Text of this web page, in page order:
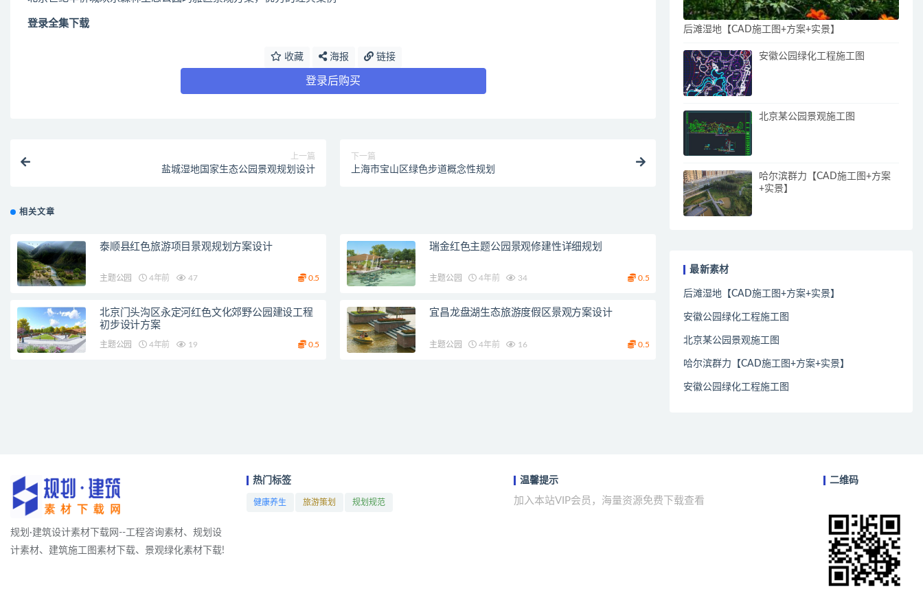
登录全集下载
收藏 海报 链接
登录后购买
上一篇
盐城湿地国家生态公园景观规划设计
下一篇
上海市宝山区绿色步道概念性规划
相关文章
泰顺县红色旅游项目景观规划方案设计
主题公园 4年前 47 0.5
瑞金红色主题公园景观修建性详细规划
主题公园 4年前 34 0.5
北京门头沟区永定河红色文化郊野公园建设工程
初步设计方案
主题公园 4年前 19 0.5
宜昌龙盘湖生态旅游度假区景观方案设计
主题公园 4年前 16 0.5
后滩湿地【CAD施工图+方案+实景】
安徽公园绿化工程施工图
北京某公园景观施工图
哈尔滨群力【CAD施工图+方案
+实景】
最新素材
后滩湿地【CAD施工图+方案+实景】
安徽公园绿化工程施工图
北京某公园景观施工图
哈尔滨群力【CAD施工图+方案+实景】
安徽公园绿化工程施工图
规划·建筑设计素材下载网--工程咨询素材、规划设
计素材、建筑施工图素材下载、景观绿化素材下载!
热门标签
健康养生 旅游策划 规划规范
温馨提示
加入本站VIP会员，海量资源免费下载查看
二维码